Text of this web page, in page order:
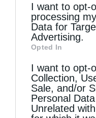
disclose it to
I want to opt-
processing
Data for
Advertising.
Opted In
I want to opt-
Collection,
Sale, and/or
Personal
Unrelated
ανθρώπινο.
Κουράγιο αδελφοί
Ο Μητροπολίτης
Ηρακλείου και